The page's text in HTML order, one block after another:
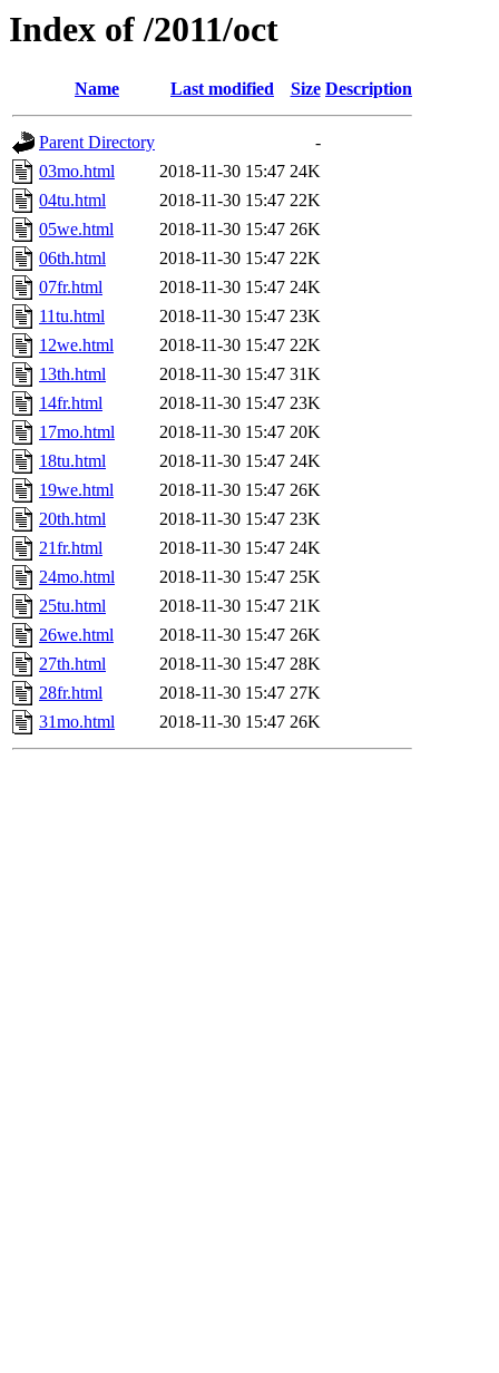
Index of /2011/oct
Name Last modified Size Description
Parent Directory
-
03mo.html
2018-11-30 15:47 24K
04tu.html
2018-11-30 15:47 22K
05we.html
2018-11-30 15:47 26K
06th.html
2018-11-30 15:47 22K
07fr.html
2018-11-30 15:47 24K
11tu.html
2018-11-30 15:47 23K
12we.html
2018-11-30 15:47 22K
13th.html
2018-11-30 15:47 31K
14fr.html
2018-11-30 15:47 23K
17mo.html
2018-11-30 15:47 20K
18tu.html
2018-11-30 15:47 24K
19we.html
2018-11-30 15:47 26K
20th.html
2018-11-30 15:47 23K
21fr.html
2018-11-30 15:47 24K
24mo.html
2018-11-30 15:47 25K
25tu.html
2018-11-30 15:47 21K
26we.html
2018-11-30 15:47 26K
27th.html
2018-11-30 15:47 28K
28fr.html
2018-11-30 15:47 27K
31mo.html
2018-11-30 15:47 26K